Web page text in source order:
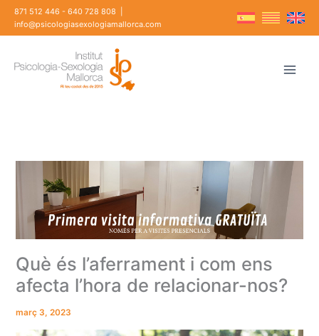
Vés871 512 446 - 640 728 808
info@psicologiasexologiamallorca.com
Què és l’aferrament i com ens
afecta l’hora de relacionar-nos?
març 3, 2023